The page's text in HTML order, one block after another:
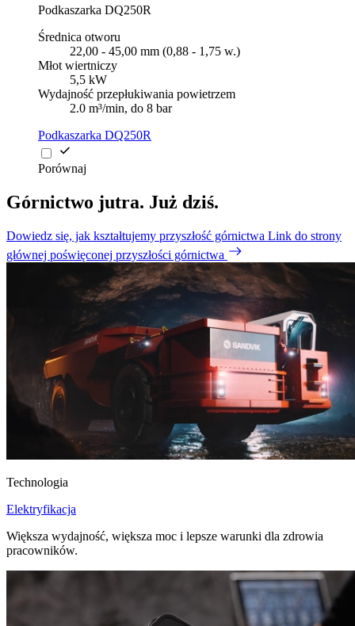
Podkaszarka DQ250R
Średnica otworu
22,00 - 45,00 mm (0,88 - 1,75 w.)
Młot wiertniczy
5,5 kW
Wydajność przepłukiwania powietrzem
2.0 m³/min, do 8 bar
Podkaszarka DQ250R
Porównaj
Górnictwo jutra. Już dziś.
Dowiedz się, jak kształtujemy przyszłość górnictwa Link do strony
głównej poświęconej przyszłości górnictwa
Technologia
Elektryfikacja
Większa wydajność, większa moc i lepsze warunki dla zdrowia
pracowników.